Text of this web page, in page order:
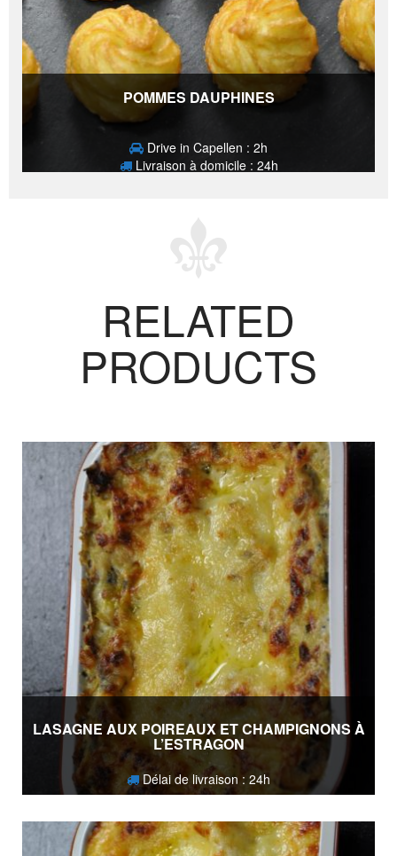
POMMES DAUPHINES
Drive in Capellen : 2h
Livraison à domicile : 24h
RELATED
PRODUCTS
LASAGNE AUX POIREAUX ET CHAMPIGNONS À
L’ESTRAGON
Délai de livraison : 24h